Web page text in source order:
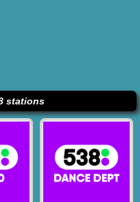
stations